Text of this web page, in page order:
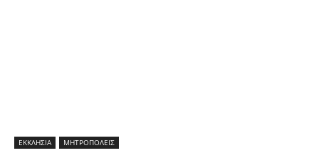
ΕΚΚΛΗΣΙΑ ΜΗΤΡΟΠΟΛΕΙΣ